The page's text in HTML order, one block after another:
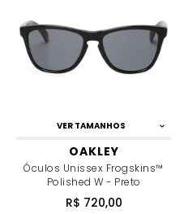
VER TAMANHOS
OAKLEY
Óculos Unissex Frogskins™
Polished W - Preto
R$ 720,00